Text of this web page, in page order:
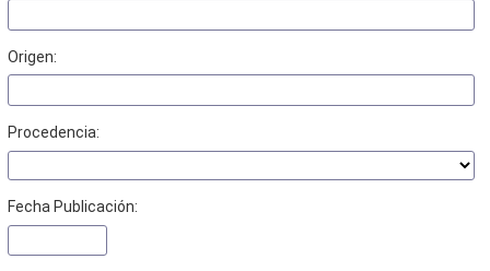
Origen:
Procedencia:
Fecha Publicación: